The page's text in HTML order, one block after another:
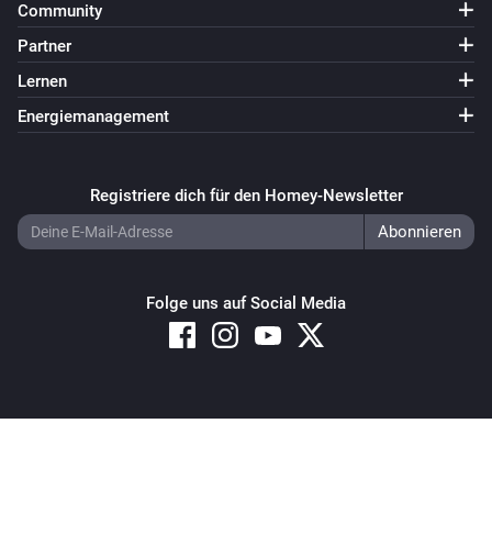
Community
Partner
Lernen
Energiemanagement
Registriere dich für den Homey-Newsletter
Folge uns auf Social Media